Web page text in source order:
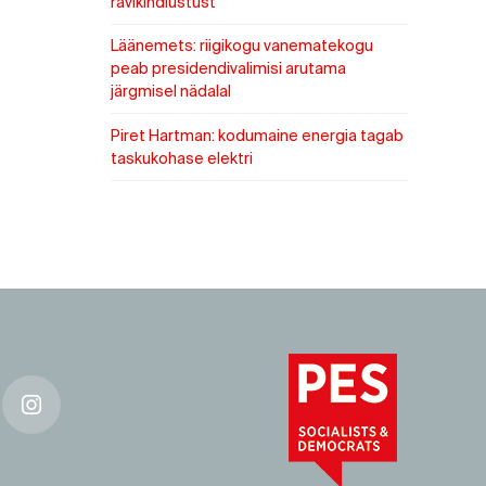
Läänemets: riigikogu vanematekogu
peab presidendivalimisi arutama
järgmisel nädalal
Piret Hartman: kodumaine energia tagab
taskukohase elektri